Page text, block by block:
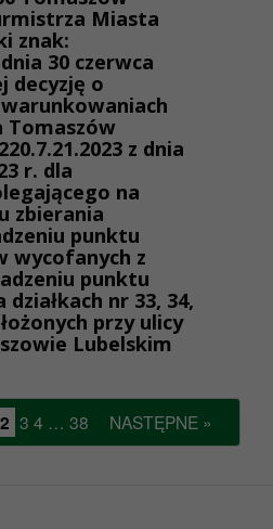
Miasta
znak:
dnia 30 czerwca
decyzję o
Tomaszów
z dnia
r. dla
na
zbierania
punktu
wycofanych z
punktu
działkach nr 33, 34,
przy ulicy
Lubelskim
2 3 4 … 38 NASTĘPNE »